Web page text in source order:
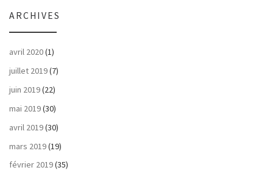
ARCHIVES
avril 2020(1)
juillet 2019(7)
juin 2019(22)
mai 2019(30)
avril 2019(30)
mars 2019(19)
février 2019(35)